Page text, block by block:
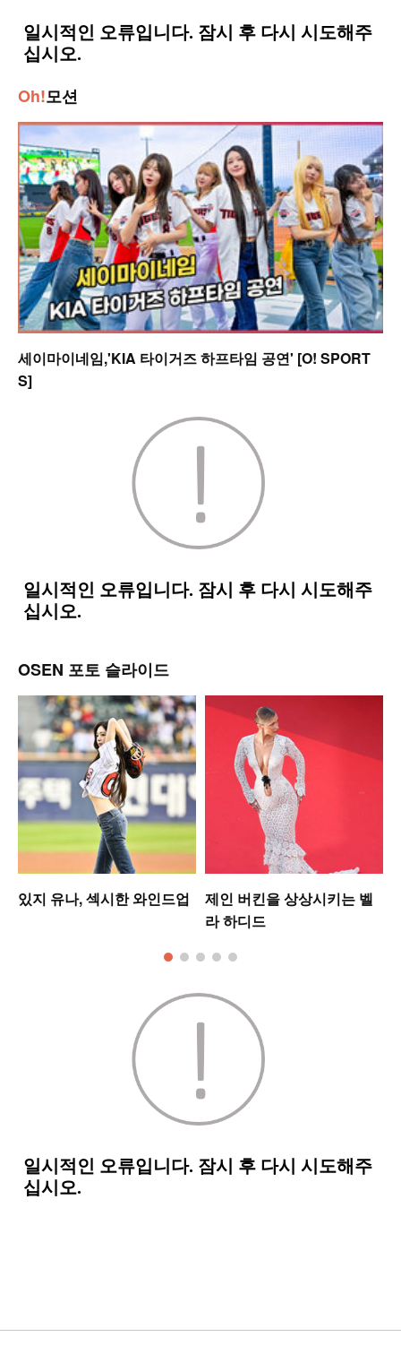
Oh!모션
세이마이네임,'KIA 타이거즈 하프타임 공연' [O! SPORT
S]
OSEN 포토 슬라이드
있지 유나, 섹시한 와인드업
제인 버킨을 상상시키는 벨
라 하디드